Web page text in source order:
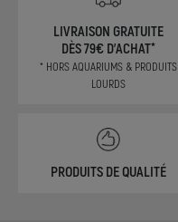
LIVRAISON GRATUITE
DÈS 79€ D'ACHAT*
* HORS AQUARIUMS & PRODUITS
LOURDS
PRODUITS DE QUALITÉ